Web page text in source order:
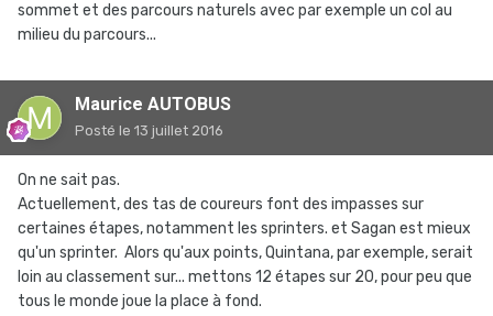
sommet et des parcours naturels avec par exemple un col au
milieu du parcours...
Maurice AUTOBUS
Posté le 13 juillet 2016
On ne sait pas.
Actuellement, des tas de coureurs font des impasses sur
certaines étapes, notamment les sprinters. et Sagan est mieux
qu'un sprinter. Alors qu'aux points, Quintana, par exemple, serait
loin au classement sur... mettons 12 étapes sur 20, pour peu que
tous le monde joue la place à fond.